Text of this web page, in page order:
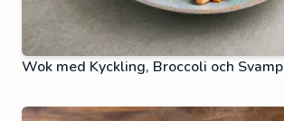
Wok med Kyckling, Broccoli och Svamp